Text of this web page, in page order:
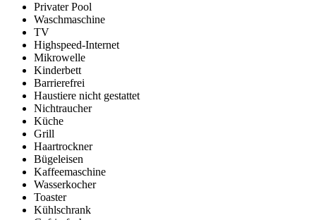
Privater Pool
Waschmaschine
TV
Highspeed-Internet
Mikrowelle
Kinderbett
Barrierefrei
Haustiere nicht gestattet
Nichtraucher
Küche
Grill
Haartrockner
Bügeleisen
Kaffeemaschine
Wasserkocher
Toaster
Kühlschrank